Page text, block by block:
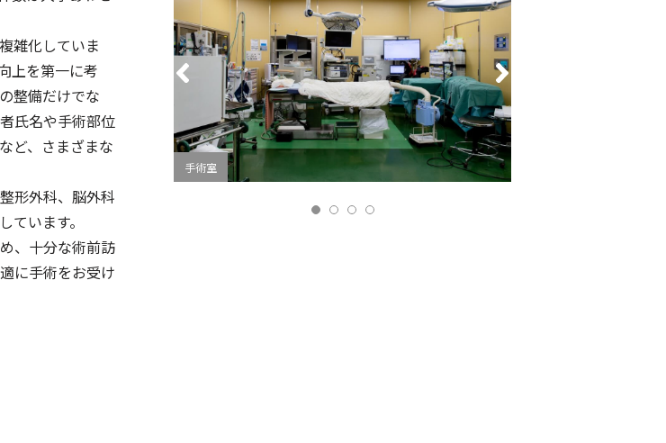
雑化していま
上を第一に考
整備だけでな
氏名や手術部位
ど、さまざまな
形外科、脳外科
います。
、十分な術前訪
に手術をお受け
手術室